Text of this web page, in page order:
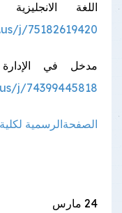
اللغة
j/75182619420...
مدخل في الإدارة
j/74399445818...
الصفحةالرسمية
24 مارس